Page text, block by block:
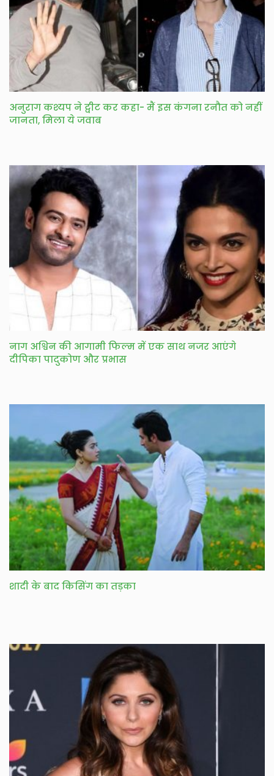
अनुराग कश्यप ने ट्वीट कर कहा- मैं इस कंगना रनौत को नहीं
जानता, मिला ये जवाब
नाग अश्विन की आगामी फिल्म में एक साथ नजर आएंगे
दीपिका पादुकोण और प्रभास
शादी के बाद किसिंग का तड़का